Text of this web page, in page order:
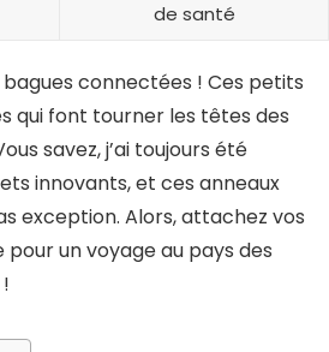
de santé
bagues connectées ! Ces petits
qui font tourner les têtes des
savez, j’ai toujours été
innovants, et ces anneaux
exception. Alors, attachez vos
un voyage au pays des